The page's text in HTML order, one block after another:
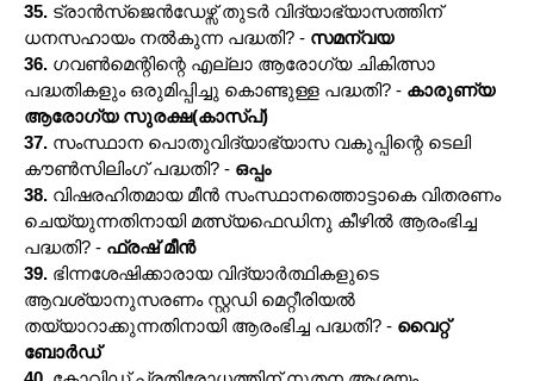
35. ട്രാൻസ്ജെൻഡേഴ്സ് തുടർ വിദ്യാഭ്യാസത്തിന്
ധനസഹായം നൽകുന്ന പദ്ധതി? - സമന്വയ
36. ഗവൺമെന്റിന്റെ എല്ലാ ആരോഗ്യ ചികിത്സാ
പദ്ധതികളും ഒരുമിപ്പിച്ചു കൊണ്ടുള്ള പദ്ധതി? - കാരുണ്യ
ആരോഗ്യ സുരക്ഷ(കാസ്പ്)
37. സംസ്ഥാന പൊതുവിദ്യാഭ്യാസ വകുപ്പിന്റെ ടെലി
കൗൺസിലിംഗ് പദ്ധതി? - ഒപ്പം
38. വിഷരഹിതമായ മീൻ സംസ്ഥാനത്തൊട്ടാകെ വിതരണം
ചെയ്യുന്നതിനായി മത്സ്യഫെഡിനു കീഴിൽ ആരംഭിച്ച
പദ്ധതി? - ഫ്രഷ് മീൻ
39. ഭിന്നശേഷിക്കാരായ വിദ്യാർത്ഥികളുടെ
ആവശ്യാനുസരണം സ്റ്റഡി മെറ്റീരിയൽ
തയ്യാറാക്കുന്നതിനായി ആരംഭിച്ച പദ്ധതി? - വൈറ്റ്
ബോർഡ്‌